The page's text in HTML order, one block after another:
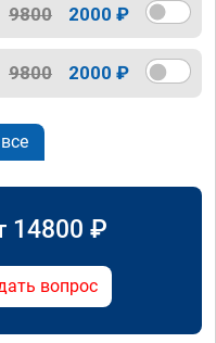
9800 2000 ₽
9800 2000 ₽
14800 ₽
вопрос